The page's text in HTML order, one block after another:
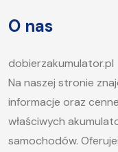
jak długo
O nas
dobierzakumulator.pl
Na naszej stronie
informacje oraz
właściwych
samochodów.